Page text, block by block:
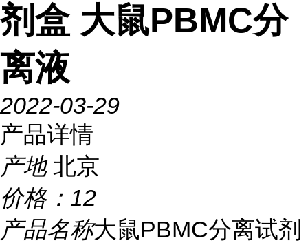
剂盒 大鼠PBMC分
离液
2022-03-29
产品详情
产地 北京
价格： 12
产品名称大鼠PBMC分离试剂